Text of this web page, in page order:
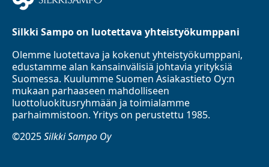
Silkki Sampo on luotettava yhteistyökumppani
Olemme luotettava ja kokenut yhteistyökumppani,
edustamme alan kansainvälisiä johtavia yrityksiä
Suomessa. Kuulumme Suomen Asiakastieto Oy:n
mukaan parhaaseen mahdolliseen
luottoluokitusryhmään ja toimialamme
parhaimmistoon. Yritys on perustettu 1985.
©2025Silkki Sampo Oy